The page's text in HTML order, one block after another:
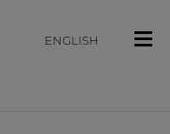
ENGLISH